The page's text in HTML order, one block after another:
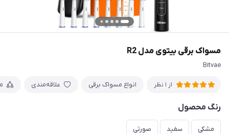
مسواک برقی بیتوی مدل R2
Bitvae
از 1 نظر انواع مسواک برقی علاقه‌مندی
رنگ محصول
مشکی سفید صورتی